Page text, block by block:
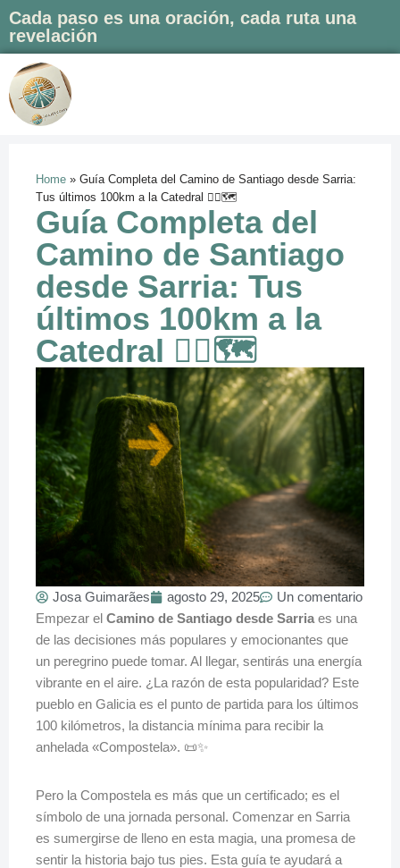
al
contenido
Cada paso es una oración, cada ruta una
revelación
Home » Guía Completa del Camino de Santiago desde Sarria:
Tus últimos 100km a la Catedral 🚶‍♀️🗺️
Guía Completa del
Camino de Santiago
desde Sarria: Tus
últimos 100km a la
Catedral 🚶‍♀️🗺️
Josa Guimarães agosto 29, 2025
Un comentario
Empezar el Camino de Santiago desde Sarria es una
de las decisiones más populares y emocionantes que
un peregrino puede tomar. Al llegar, sentirás una energía
vibrante en el aire. ¿La razón de esta popularidad? Este
pueblo en Galicia es el punto de partida para los últimos
100 kilómetros, la distancia mínima para recibir la
anhelada «Compostela». 📜✨
Pero la Compostela es más que un certificado; es el
símbolo de una jornada personal. Comenzar en Sarria
es sumergirse de lleno en esta magia, una promesa de
sentir la historia bajo tus pies. Esta guía te ayudará a